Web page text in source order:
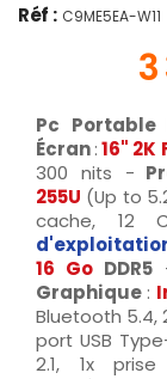
Réf : C9ME5EA-W11
Pc Portable
Écran:16" 2K
300 nits -
255U (Up to
cache, 12
16 Go DDR5
Graphique :
Bluetooth 5.4,
port USB
2.1, 1x